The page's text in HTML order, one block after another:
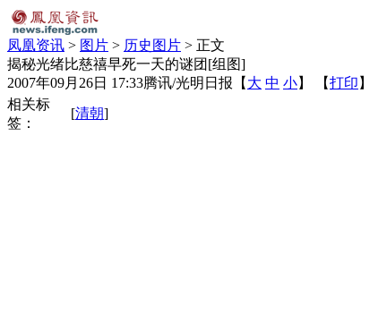
凤凰资讯 > 图片 > 历史图片 > 正文
揭秘光绪比慈禧早死一天的谜团[组图]
2007年09月26日 17:33腾讯/光明日报 【 大 中 小】 【打印 】
相关标
签：
[清朝]